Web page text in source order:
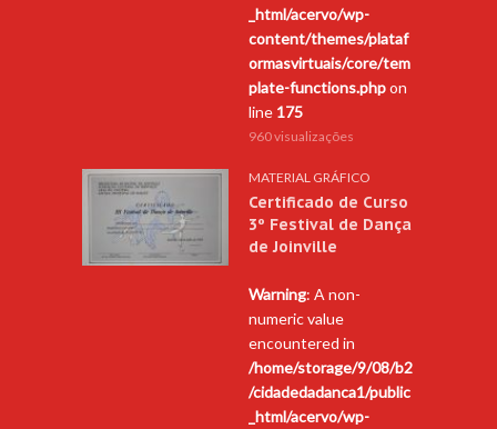
_html/acervo/wp-
content/themes/plataf
ormasvirtuais/core/tem
plate-functions.phpon
line 175
960 visualizações
MATERIAL GRÁFICO
Certificado de Curso
3º Festival de Dança
de Joinville
Warning: A non-
numeric value
encountered in
/home/storage/9/08/b2
/cidadedadanca1/public
_html/acervo/wp-